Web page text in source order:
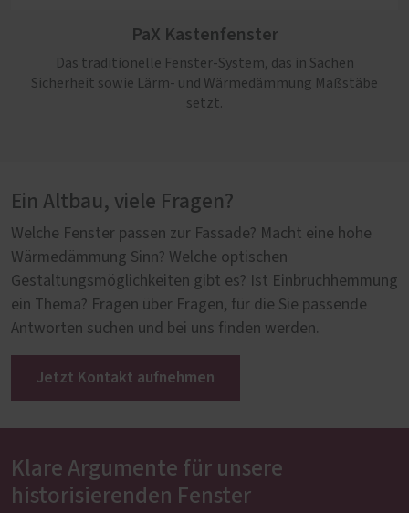
PaX Kastenfenster
Das traditionelle Fenster-System, das in Sachen
Sicherheit sowie Lärm- und Wärmedämmung Maßstäbe
setzt.
Ein Altbau, viele Fragen?
Welche Fenster passen zur Fassade? Macht eine hohe
Wärmedämmung Sinn? Welche optischen
Gestaltungsmöglichkeiten gibt es? Ist Einbruchhemmung
ein Thema? Fragen über Fragen, für die Sie passende
Antworten suchen und bei uns finden werden.
Jetzt Kontakt aufnehmen
Klare Argumente für unsere
historisierenden Fenster